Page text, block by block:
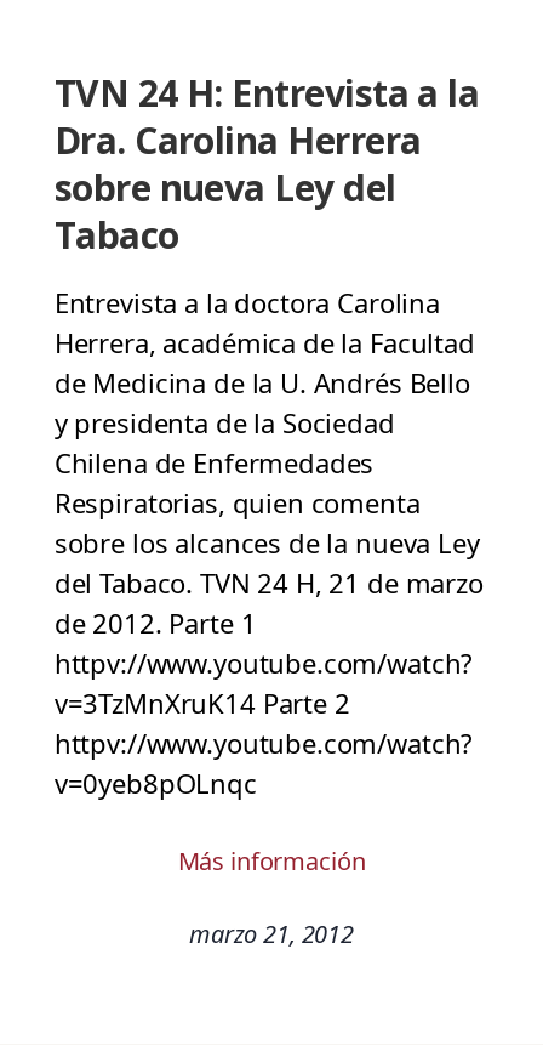
TVN 24 H: Entrevista a la
Dra. Carolina Herrera
sobre nueva Ley del
Tabaco
Entrevista a la doctora Carolina
Herrera, académica de la Facultad
de Medicina de la U. Andrés Bello
y presidenta de la Sociedad
Chilena de Enfermedades
Respiratorias, quien comenta
sobre los alcances de la nueva Ley
del Tabaco. TVN 24 H, 21 de marzo
de 2012. Parte 1
httpv://www.youtube.com/watch?
v=3TzMnXruK14 Parte 2
httpv://www.youtube.com/watch?
v=0yeb8pOLnqc
Más información
marzo 21, 2012